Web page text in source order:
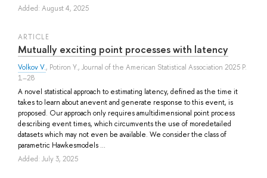
Added: August 4, 2025
ARTICLE
Mutually exciting point processes with latency
Volkov V., Potiron Y., Journal of the American Statistical Association 2025 P.
1–28
A novel statistical approach to estimating latency, defined as the time it
takes to learn about anevent and generate response to this event, is
proposed. Our approach only requires amultidimensional point process
describing event times, which circumvents the use of moredetailed
datasets which may not even be available. We consider the class of
parametric Hawkesmodels ...
Added: July 3, 2025